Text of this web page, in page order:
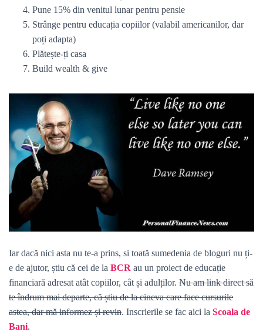
Pune 15% din venitul lunar pentru pensie
Strânge pentru educația copiilor (valabil americanilor, dar
poți adapta)
Plătește-ți casa
Build wealth & give
Iar dacă nici asta nu te-a prins, si toată sumedenia de bloguri nu ți-
e de ajutor, știu că cei de la BCR au un proiect de educație
financiară adresat atât copiilor, cât și adulților. Nu am link direct să
te îndrum mai departe, că știu de la cineva care face cursurile
astea, dar mă informez și revin. Inscrierile se fac aici la Scoala de
Bani.